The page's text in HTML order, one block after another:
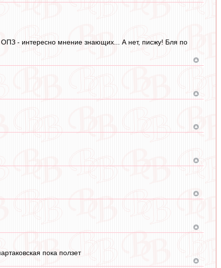
- интересно мнение знающих... А нет, писжу! Бля по
пока ползет